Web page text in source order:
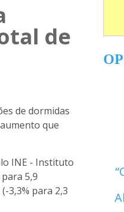
de
de dormidas
que
INE - Instituto
5,9
3,3% para 2,3